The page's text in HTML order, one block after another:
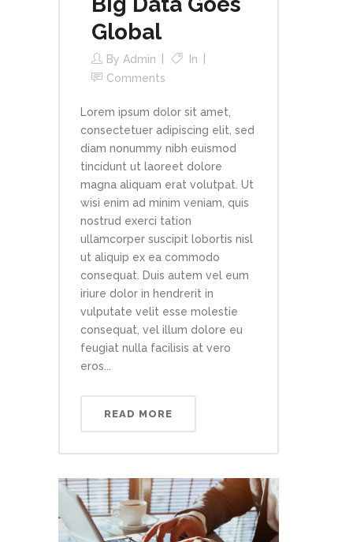
Global
By Admin
In
Comments
Lorem ipsum dolor sit amet,
consectetuer adipiscing elit, sed
diam nonummy nibh euismod
tincidunt ut laoreet dolore
magna aliquam erat volutpat. Ut
wisi enim ad minim veniam, quis
nostrud exerci tation
ullamcorper suscipit lobortis nisl
ut aliquip ex ea commodo
consequat. Duis autem vel eum
iriure dolor in hendrerit in
vulputate velit esse molestie
consequat, vel illum dolore eu
feugiat nulla facilisis at vero
eros...
READ MORE